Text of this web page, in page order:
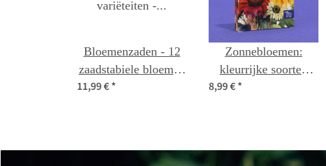
Bloemenzaden - 12
zaadstabiele bloemen
variëteiten - wild &
11,99 €*
Zonnebloemen:
kleurrijke soorten
eenvoudig zaaien -
8,99 €*